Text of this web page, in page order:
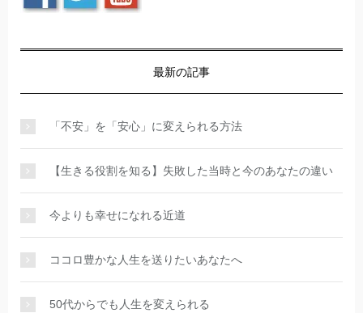
最新の記事
「不安」を「安心」に変えられる方法
【生きる役割を知る】失敗した当時と今のあなたの違い
今よりも幸せになれる近道
ココロ豊かな人生を送りたいあなたへ
50代からでも人生を変えられる